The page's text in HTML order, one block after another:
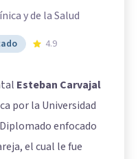
y de la Salud
4.9
Esteban Carvajal
por la Universidad
enfocado
el cual le fue